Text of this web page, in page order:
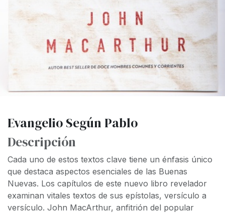
Evangelio Según Pablo
Descripción
Cada uno de estos textos clave tiene un énfasis único
que destaca aspectos esenciales de las Buenas
Nuevas. Los capítulos de este nuevo libro revelador
examinan vitales textos de sus epístolas, versículo a
versículo. John MacArthur, anfitrión del popular